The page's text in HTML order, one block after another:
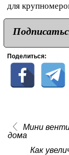
для
Поделиться:
Мини
дома
Как